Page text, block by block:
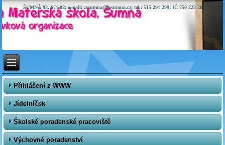
ŠUMNÁ 92, 671 02; e-mail: zssumna@zssumna.cz; tel.: 515 291 299; IČ 750 223 20
Přihlášení z WWW
Jídelníček
Školské poradenské pracoviště
Výchovné poradenství